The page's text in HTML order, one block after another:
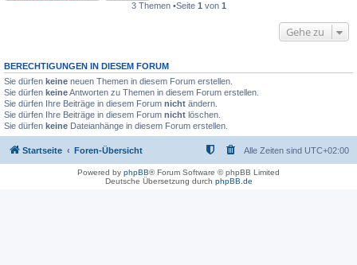
3 Themen •Seite 1 von 1
Gehe zu
BERECHTIGUNGEN IN DIESEM FORUM
Sie dürfen keine neuen Themen in diesem Forum erstellen.
Sie dürfen keineAntworten zu Themen in diesem Forum erstellen.
Sie dürfen Ihre Beiträge in diesem Forum nicht ändern.
Sie dürfen Ihre Beiträge in diesem Forum nicht löschen.
Sie dürfen keine Dateianhänge in diesem Forum erstellen.
Startseite Foren-Übersicht Alle Zeiten sind UTC+02:00
Powered by phpBB® Forum Software © phpBB Limited
Deutsche Übersetzung durch phpBB.de